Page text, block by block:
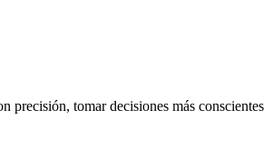
precisión, tomar decisiones más conscientes